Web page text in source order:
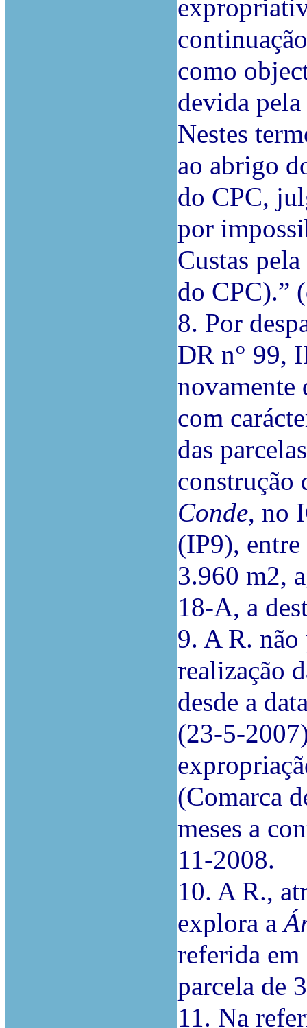
como
devida
Nestes
ao abrigo
do CPC,
por
Custas
do CPC).”
8. Por
DR n° 99,
novamente
com
das
construção
Conde, no
(IP9), entre
3.960 m2,
18-A, a
9. A R.
realização
desde a
(23-5-
(Comarca
meses a
11-2008.
10. A R.,
explora a
referida em
parcela de
11. Na